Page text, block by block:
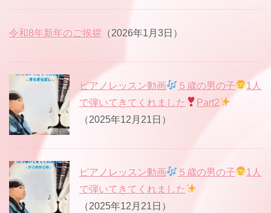
令和8年新年のご挨拶 （2026年1月3日）
ピアノレッスン動画 ５歳の男の子
1人
で弾いてきてくれました
Part2
（2025年12月21日）
ピアノレッスン動画 ５歳の男の子
1人
で弾いてきてくれました
（2025年12月21日）